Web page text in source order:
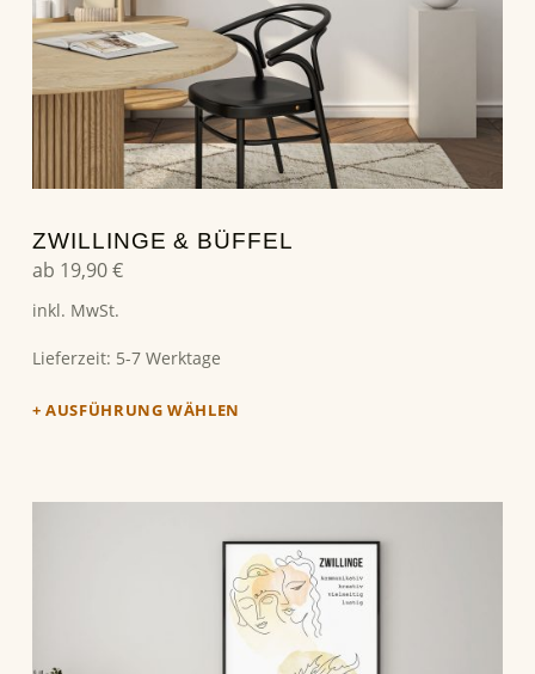
ZWILLINGE & BÜFFEL
ab 19,90€
inkl. MwSt.
Lieferzeit: 5-7 Werktage
AUSFÜHRUNG WÄHLEN